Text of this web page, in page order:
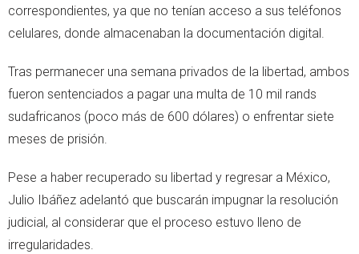
correspondientes, ya que no tenían acceso a sus teléfonos
celulares, donde almacenaban la documentación digital.
Tras permanecer una semana privados de la libertad, ambos
fueron sentenciados a pagar una multa de 10 mil rands
sudafricanos (poco más de 600 dólares) o enfrentar siete
meses de prisión.
Pese a haber recuperado su libertad y regresar a México,
Julio Ibáñez adelantó que buscarán impugnar la resolución
judicial, al considerar que el proceso estuvo lleno de
irregularidades.